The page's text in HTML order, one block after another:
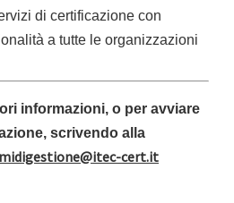
di certificazione con
a tutte le organizzazioni
informazioni, o per avviare
scrivendo alla
cert.it